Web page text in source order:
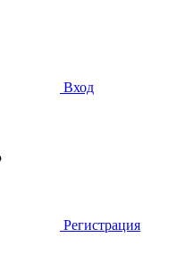
Вход
Регистрация